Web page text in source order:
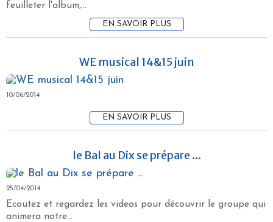
feuilleter l'album,...
EN SAVOIR PLUS
WE musical 14&15 juin
10/06/2014
EN SAVOIR PLUS
le Bal au Dix se prépare ...
25/04/2014
Ecoutez et regardez les videos pour découvrir le groupe qui
animera notre...